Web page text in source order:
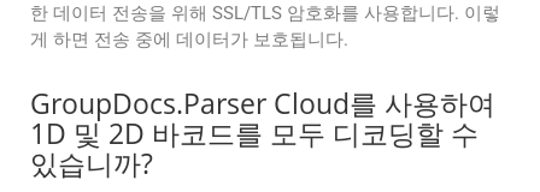
한 데이터 전송을 위해 SSL/TLS 암호화를 사용합니다. 이렇
게 하면 전송 중에 데이터가 보호됩니다.
GroupDocs.Parser Cloud를 사용하여
1D 및 2D 바코드를 모두 디코딩할 수
있습니까?